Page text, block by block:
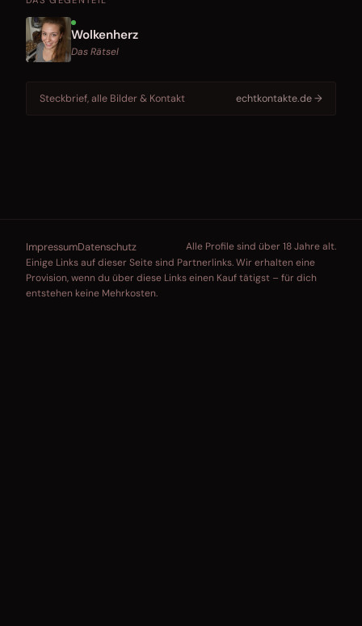
Wolkenherz
Das Rätsel
Steckbrief, alle Bilder & Kontakt echtkontakte.de →
ImpressumDatenschutz
Alle Profile sind über 18 Jahre alt.
Einige Links auf dieser Seite sind Partnerlinks. Wir erhalten eine
Provision, wenn du über diese Links einen Kauf tätigst – für dich
entstehen keine Mehrkosten.